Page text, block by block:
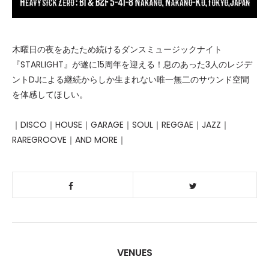
木曜日の夜をあたため続けるダンスミュージックナイト
『STARLIGHT』が遂に15周年を迎える！息のあった3人のレジデ
ントDJによる継続からしか生まれない唯一無二のサウンド空間
を体感してほしい。
｜DISCO｜HOUSE｜GARAGE｜SOUL｜REGGAE｜JAZZ｜
RAREGROOVE｜AND MORE｜
VENUES